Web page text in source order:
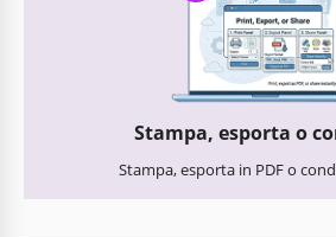
Stampa, esporta o
Stampa, esporta in PDF o